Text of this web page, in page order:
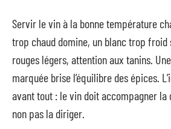
Servir le vin à la bonne température
trop chaud domine, un blanc trop froid
rouges légers, attention aux tanins.
marquée brise l’équilibre des épices.
avant tout : le vin doit accompagner la
non pas la diriger.